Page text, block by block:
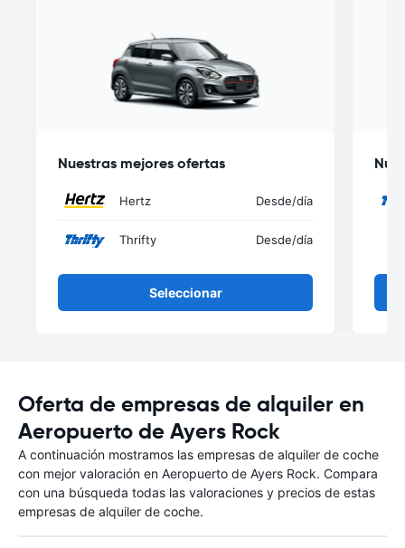
Nuestras mejores ofertas
Hertz Desde/día
Thrifty Desde/día
Seleccionar
Oferta de empresas de alquiler en
Aeropuerto de Ayers Rock
A continuación mostramos las empresas de alquiler de coche
con mejor valoración en Aeropuerto de Ayers Rock. Compara
con una búsqueda todas las valoraciones y precios de estas
empresas de alquiler de coche.